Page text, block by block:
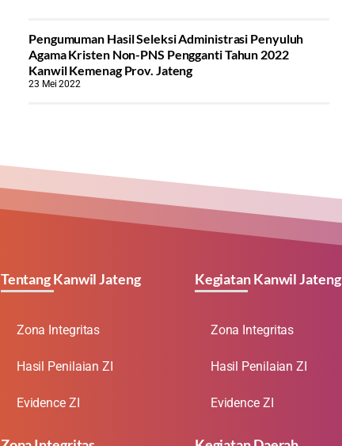
Pengumuman Hasil Seleksi Administrasi Penyuluh
Agama Kristen Non-PNS Pengganti Tahun 2022
Kanwil Kemenag Prov. Jateng
23 Mei 2022
Tentang Kanwil Jateng
Zona Integritas
Hasil Penilaian ZI
Evidence ZI
Kegiatan Kanwil Jateng
Zona Integritas
Hasil Penilaian ZI
Evidence ZI